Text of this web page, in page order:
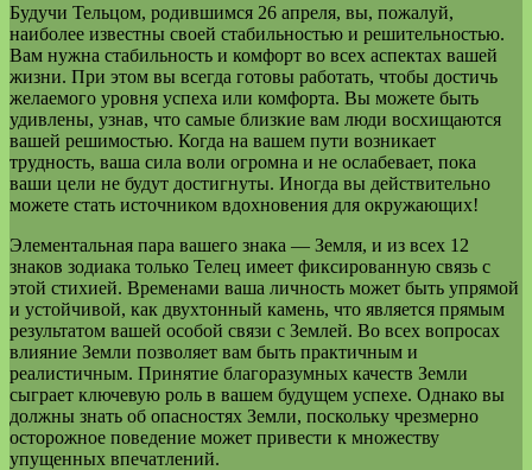
Будучи Тельцом, родившимся 26 апреля, вы, пожалуй,
наиболее известны своей стабильностью и решительностью.
Вам нужна стабильность и комфорт во всех аспектах вашей
жизни. При этом вы всегда готовы работать, чтобы достичь
желаемого уровня успеха или комфорта. Вы можете быть
удивлены, узнав, что самые близкие вам люди восхищаются
вашей решимостью. Когда на вашем пути возникает
трудность, ваша сила воли огромна и не ослабевает, пока
ваши цели не будут достигнуты. Иногда вы действительно
можете стать источником вдохновения для окружающих!
Элементальная пара вашего знака — Земля, и из всех 12
знаков зодиака только Телец имеет фиксированную связь с
этой стихией. Временами ваша личность может быть упрямой
и устойчивой, как двухтонный камень, что является прямым
результатом вашей особой связи с Землей. Во всех вопросах
влияние Земли позволяет вам быть практичным и
реалистичным. Принятие благоразумных качеств Земли
сыграет ключевую роль в вашем будущем успехе. Однако вы
должны знать об опасностях Земли, поскольку чрезмерно
осторожное поведение может привести к множеству
упущенных впечатлений.